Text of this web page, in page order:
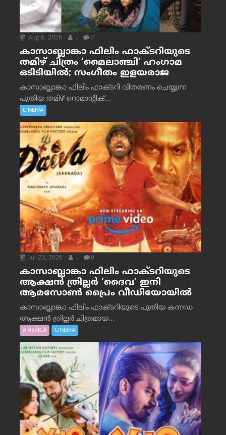
Aug 6, 2026 . 0
കാസാബ്ലാങ്കാ ഫിലിം ഫാക്ടറിയുടെ
തമിഴ് ചിത്രം ‘മൈലാഞ്ചി’ ഹംഗാമ
ഒടിടിയിൽ; സംഗീതം ഇളയരാജ
കാസാബ്ലാങ്കാ ഫിലിം ഫാക്ടറി വിതരണം ചെയ്യുന്ന
പുതിയ തമിഴ് റൊമാന്റിക്...
CINEMA
Jul 23, 2026 . 0
കാസാബ്ലാങ്കാ ഫിലിം ഫാക്ടറിയുടെ
ആക്ഷൻ ത്രില്ലർ ‘ദൈവ’ ഇനി
ആമസോൺ പ്രൈം വീഡിയോയിൽ
കാസാബ്ലാങ്കാ ഫിലിം ഫാക്ടറിയുടെ പുതിയ കന്നഡ
ആക്ഷൻ ത്രില്ലർ ചിത്രമായ...
AMERICA CINEMA